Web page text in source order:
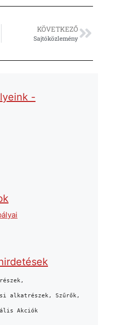
KÖVETKEZŐ
Sajtóközlemény
-
alkatrészek, Szűrők,
Akciók